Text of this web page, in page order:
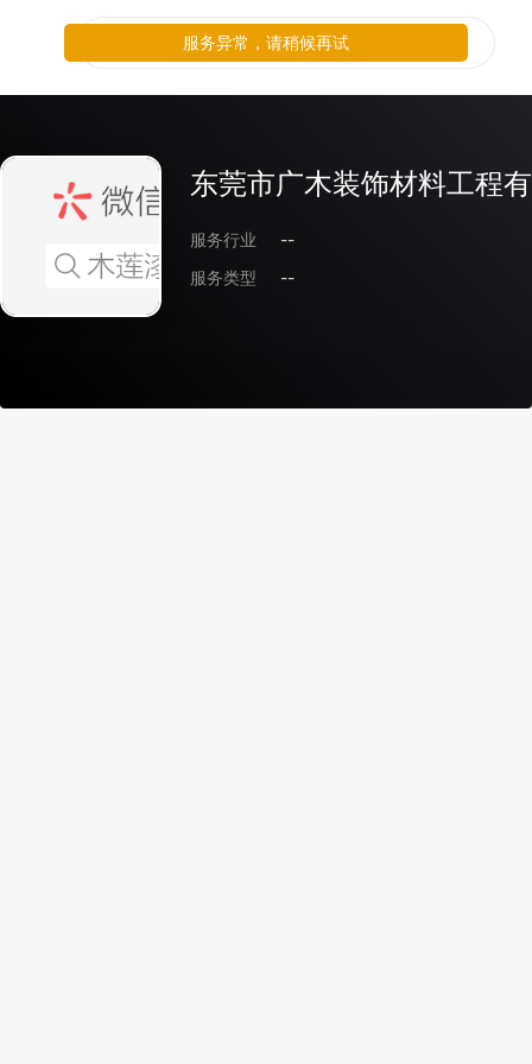
东莞市广木装饰材料工程
服务行业
--
服务类型
--
服务异常，请稍候再试